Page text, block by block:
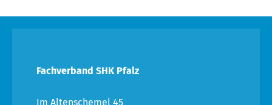
Fachverband SHK Pfalz
Im Altenschemel 45